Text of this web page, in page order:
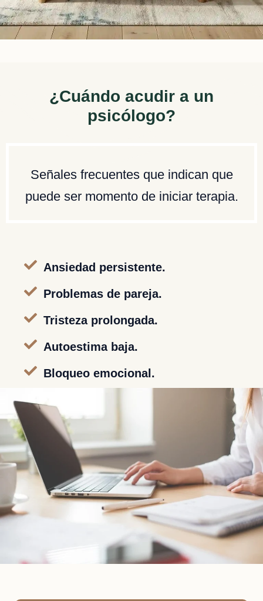
¿Cuándo acudir a un
psicólogo?
Señales frecuentes que indican que
puede ser momento de iniciar terapia.
Ansiedad persistente.
Problemas de pareja.
Tristeza prolongada.
Autoestima baja.
Bloqueo emocional.